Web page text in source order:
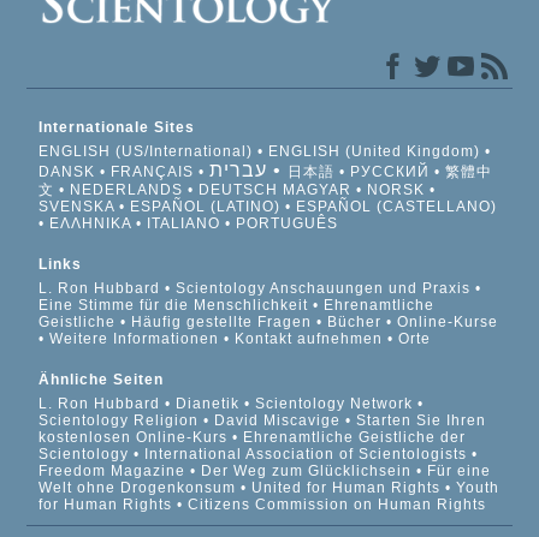
Internationale Sites
ENGLISH (US/International)
ENGLISH (United Kingdom)
DANSK
FRANÇAIS עברית 日本語 РУССКИЙ
繁體中
文
NEDERLANDS DEUTSCH MAGYAR
NORSK
SVENSKA
ESPAÑOL (LATINO)
ESPAÑOL (CASTELLANO)
ΕΛΛΗΝΙΚA
ITALIANO PORTUGUÊS
Links
L. Ron Hubbard
Scientology Anschauungen und Praxis
Eine Stimme für die Menschlichkeit
Ehrenamtliche
Geistliche
Häufig gestellte Fragen Bücher
Online-Kurse
Weitere Informationen
Kontakt aufnehmen Orte
Ähnliche Seiten
L. Ron Hubbard
Dianetik
Scientology Network
Scientology Religion
David Miscavige
Starten Sie Ihren
kostenlosen Online-Kurs
Ehrenamtliche Geistliche der
Scientology
International Association of Scientologists
Freedom Magazine
Der Weg zum Glücklichsein
Für eine
Welt ohne Drogenkonsum
United for Human Rights
Youth
for Human Rights
Citizens Commission on Human Rights